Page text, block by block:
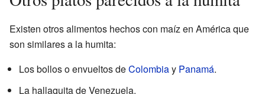
Existen otros alimentos hechos con maíz en América que
son similares a la humita:
Los bollos o envueltos deColombiay Panamá.
La hallaquita de Venezuela.